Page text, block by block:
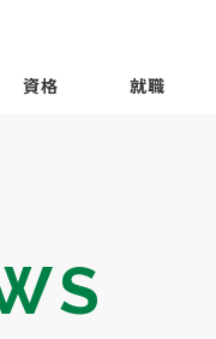
資格 就職